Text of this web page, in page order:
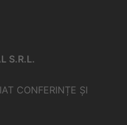
S.R.L.
CONFERINȚE ȘI